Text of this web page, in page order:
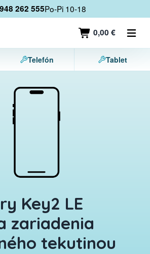
262 555Po-Pi 10-18
0,00 €
Telefón Tablet
Key2 LE
zariadenia
tekutinou